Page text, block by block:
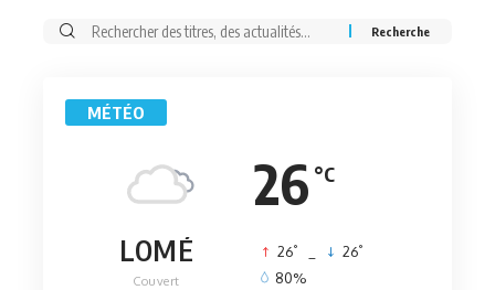
Rechercher:
MÉTÉO
26 °C
LOMÉ
Couvert
26° 26°
80%